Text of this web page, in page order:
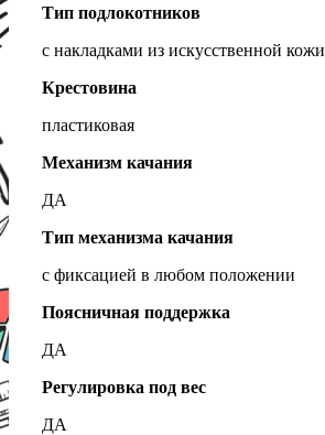
Тип подлокотников
с накладками из искусственной кожи
Крестовина
пластиковая
Механизм качания
ДА
Тип механизма качания
с фиксацией в любом положении
Поясничная поддержка
ДА
Регулировка под вес
ДА